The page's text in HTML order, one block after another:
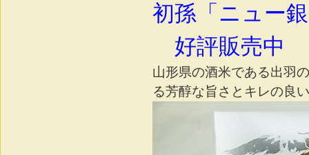
初孫「ニュー
好評販売中
山形県の酒米である出羽
る芳醇な旨さとキレの良